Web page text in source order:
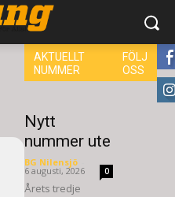
AKTUELLT
NUMMER
Nytt
nummer ute
BG Nilensjö
6 augusti, 2026 0
Årets tredje
FÖLJ
OSS